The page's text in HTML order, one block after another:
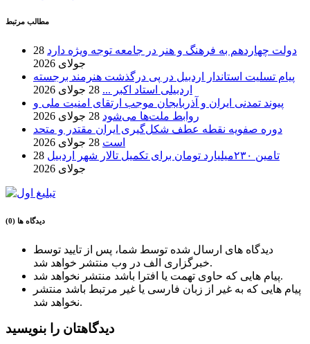
مطالب مرتبط
دولت چهاردهم به فرهنگ و هنر در جامعه توجه ویژه دارد 28
جولای 2026
پیام تسلیت استاندار اردبیل در پی درگذشت هنرمند برجسته
اردبیلی استاد اکبر ... 28 جولای 2026
پیوند تمدنی ایران و آذربایجان موجب ارتقای امنیت ملی و
روابط ملت‌ها می‌شود 28 جولای 2026
دوره صفویه نقطه عطف شکل‌گیری ایران مقتدر و متحد
است 28 جولای 2026
تامین ۲۳۰میلیارد تومان برای تکمیل تالار شهر اردبیل
28
جولای 2026
دیدگاه ها (0)
دیدگاه های ارسال شده توسط شما، پس از تایید توسط
خبرگزاری الف در وب منتشر خواهد شد.
پیام هایی که حاوی تهمت یا افترا باشد منتشر نخواهد شد.
پیام هایی که به غیر از زبان فارسی یا غیر مرتبط باشد منتشر
نخواهد شد.
دیدگاهتان را بنویسید